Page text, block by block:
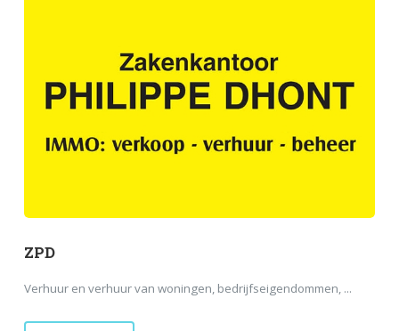
ZPD
Verhuur en verhuur van woningen, bedrijfseigendommen, ...